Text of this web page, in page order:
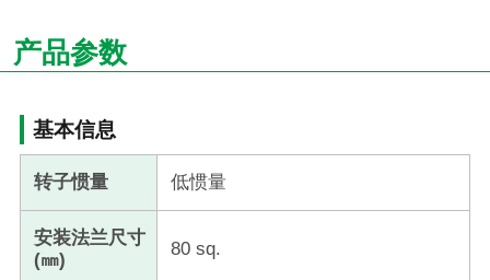
产品参数
基本信息
转子惯量 低惯量
安装法兰尺寸
(㎜)
80 sq.